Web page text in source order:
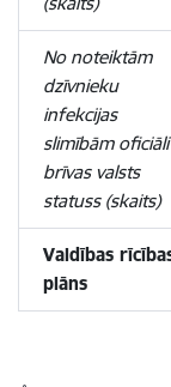
No noteiktām
dzīvnieku
infekcijas
slimībām oficiāli
brīvas valsts
statuss (skaits)
Valdības
plāns